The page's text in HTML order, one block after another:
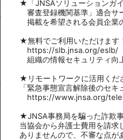
★「JNSAソリューションガ
審査登録機関基準」適合サ
掲載を希望される会員企業
★無料でご利用いただけます
https://slb.jnsa.org/eslb/
組織の情報セキュリティ向
★リモートワークに活用くだ
「緊急事態宣言解除後のセ
https://www.jnsa.org/
★JNSA事務局を騙った詐欺
当協会から弁護士費用を請
ありませんので、不審な点